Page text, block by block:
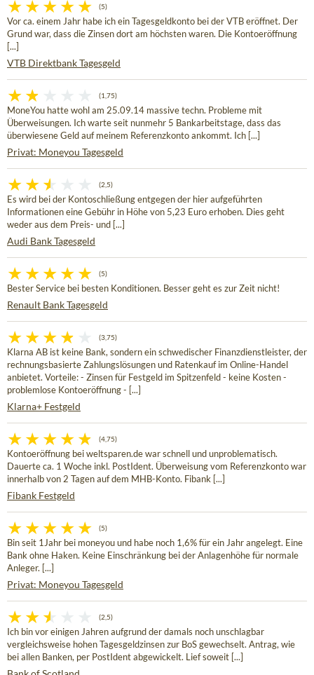
(5)
Vor ca. einem Jahr habe ich ein Tagesgeldkonto bei der VTB eröffnet. Der
Grund war, dass die Zinsen dort am höchsten waren. Die Kontoeröffnung
[...]
VTB Direktbank Tagesgeld
(1,75)
MoneYou hatte wohl am 25.09.14 massive techn. Probleme mit
Überweisungen. Ich warte seit nunmehr 5 Bankarbeitstage, dass das
überwiesene Geld auf meinem Referenzkonto ankommt. Ich [...]
Privat: Moneyou Tagesgeld
(2,5)
Es wird bei der Kontoschließung entgegen der hier aufgeführten
Informationen eine Gebühr in Höhe von 5,23 Euro erhoben. Dies geht
weder aus dem Preis- und [...]
Audi Bank Tagesgeld
(5)
Bester Service bei besten Konditionen. Besser geht es zur Zeit nicht!
Renault Bank Tagesgeld
(3,75)
Klarna AB ist keine Bank, sondern ein schwedischer Finanzdienstleister, der
rechnungsbasierte Zahlungslösungen und Ratenkauf im Online-Handel
anbietet. Vorteile: - Zinsen für Festgeld im Spitzenfeld - keine Kosten -
problemlose Kontoeröffnung - [...]
Klarna+ Festgeld
(4,75)
Kontoeröffnung bei weltsparen.de war schnell und unproblematisch.
Dauerte ca. 1 Woche inkl. PostIdent. Überweisung vom Referenzkonto war
innerhalb von 2 Tagen auf dem MHB-Konto. Fibank [...]
Fibank Festgeld
(5)
Bin seit 1Jahr bei moneyou und habe noch 1,6% für ein Jahr angelegt. Eine
Bank ohne Haken. Keine Einschränkung bei der Anlagenhöhe für normale
Anleger. [...]
Privat: Moneyou Tagesgeld
(2,5)
Ich bin vor einigen Jahren aufgrund der damals noch unschlagbar
vergleichsweise hohen Tagesgeldzinsen zur BoS gewechselt. Antrag, wie
bei allen Banken, per PostIdent abgewickelt. Lief soweit [...]